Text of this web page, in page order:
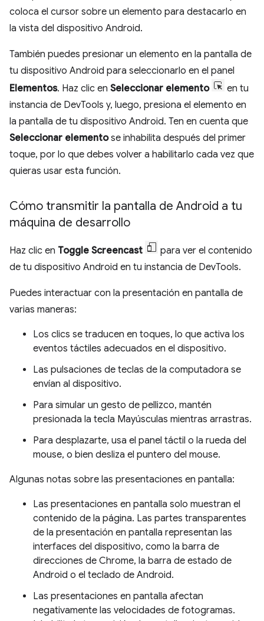
coloca el cursor sobre un elemento para destacarlo en
la vista del dispositivo Android.
También puedes presionar un elemento en la pantalla de
tu dispositivo Android para seleccionarlo en el panel
Elementos. Haz clic en Seleccionar elemento
en tu
instancia de DevTools y, luego, presiona el elemento en
la pantalla de tu dispositivo Android. Ten en cuenta que
Seleccionar elementose inhabilita después del primer
toque, por lo que debes volver a habilitarlo cada vez que
quieras usar esta función.
Cómo transmitir la pantalla de Android a tu
máquina de desarrollo
Haz clic en Toggle Screencast
para ver el contenido
de tu dispositivo Android en tu instancia de DevTools.
Puedes interactuar con la presentación en pantalla de
varias maneras:
Los clics se traducen en toques, lo que activa los
eventos táctiles adecuados en el dispositivo.
Las pulsaciones de teclas de la computadora se
envían al dispositivo.
Para simular un gesto de pellizco, mantén
presionada la tecla Mayúsculas mientras arrastras.
Para desplazarte, usa el panel táctil o la rueda del
mouse, o bien desliza el puntero del mouse.
Algunas notas sobre las presentaciones en pantalla:
Las presentaciones en pantalla solo muestran el
contenido de la página. Las partes transparentes
de la presentación en pantalla representan las
interfaces del dispositivo, como la barra de
direcciones de Chrome, la barra de estado de
Android o el teclado de Android.
Las presentaciones en pantalla afectan
negativamente las velocidades de fotogramas.